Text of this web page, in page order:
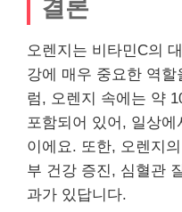
결론
오렌지는 비타민C의
강에 매우 중요한 역
럼, 오렌지 속에는 약
포함되어 있어, 일상
이에요. 또한, 오렌지
부 건강 증진, 심혈관
과가 있답니다.